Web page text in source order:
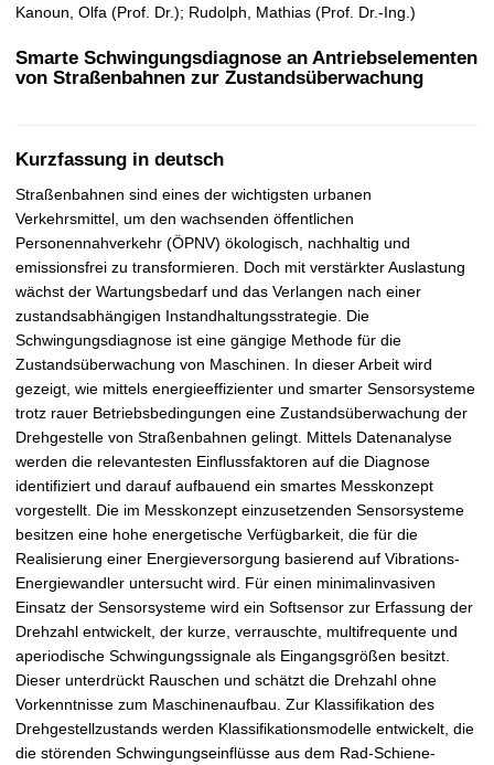
Kanoun, Olfa (Prof. Dr.); Rudolph, Mathias (Prof. Dr.-Ing.)
Smarte Schwingungsdiagnose an Antriebselementen
von Straßenbahnen zur Zustandsüberwachung
Kurzfassung in deutsch
Straßenbahnen sind eines der wichtigsten urbanen
Verkehrsmittel, um den wachsenden öffentlichen
Personennahverkehr (ÖPNV) ökologisch, nachhaltig und
emissionsfrei zu transformieren. Doch mit verstärkter Auslastung
wächst der Wartungsbedarf und das Verlangen nach einer
zustandsabhängigen Instandhaltungsstrategie. Die
Schwingungsdiagnose ist eine gängige Methode für die
Zustandsüberwachung von Maschinen. In dieser Arbeit wird
gezeigt, wie mittels energieeffizienter und smarter Sensorsysteme
trotz rauer Betriebsbedingungen eine Zustandsüberwachung der
Drehgestelle von Straßenbahnen gelingt. Mittels Datenanalyse
werden die relevantesten Einflussfaktoren auf die Diagnose
identifiziert und darauf aufbauend ein smartes Messkonzept
vorgestellt. Die im Messkonzept einzusetzenden Sensorsysteme
besitzen eine hohe energetische Verfügbarkeit, die für die
Realisierung einer Energieversorgung basierend auf Vibrations-
Energiewandler untersucht wird. Für einen minimalinvasiven
Einsatz der Sensorsysteme wird ein Softsensor zur Erfassung der
Drehzahl entwickelt, der kurze, verrauschte, multifrequente und
aperiodische Schwingungssignale als Eingangsgrößen besitzt.
Dieser unterdrückt Rauschen und schätzt die Drehzahl ohne
Vorkenntnisse zum Maschinenaufbau. Zur Klassifikation des
Drehgestellzustands werden Klassifikationsmodelle entwickelt, die
die störenden Schwingungseinflüsse aus dem Rad-Schiene-